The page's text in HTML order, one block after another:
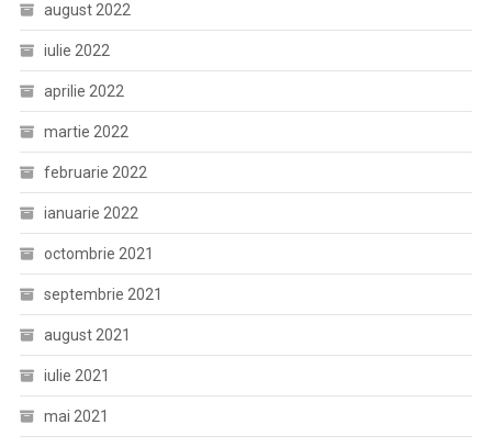
august 2022
iulie 2022
aprilie 2022
martie 2022
februarie 2022
ianuarie 2022
octombrie 2021
septembrie 2021
august 2021
iulie 2021
mai 2021